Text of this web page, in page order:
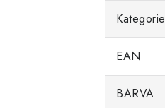
Kategorie
EAN
BARVA